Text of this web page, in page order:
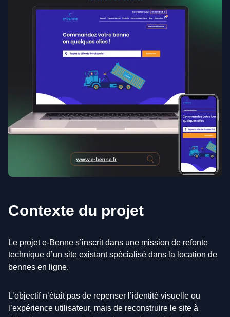
Contexte du projet
Le projet e-Benne s’inscrit dans une mission de refonte
technique d’un site existant spécialisé dans la location de
bennes en ligne.
L’objectif n’était pas de repenser l’identité visuelle ou
l’expérience utilisateur, mais de reconstruire le site à